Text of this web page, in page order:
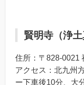
賢明寺（浄
住所：〒828-0021
アクセス：北九州
ー下車後10分、大